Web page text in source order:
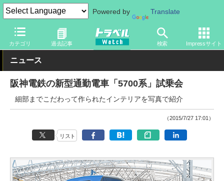
Powered by Translate
カテゴリ 過去記事 検索 Impressサイト
トラベル Watch 企業・政府・官庁 鉄道 関西私鉄
ニュース
阪神電鉄の新型通勤電車「5700系」試乗会
細部までこだわって作られたインテリアを写真で紹介
（2015/7/27 17:01）
リスト